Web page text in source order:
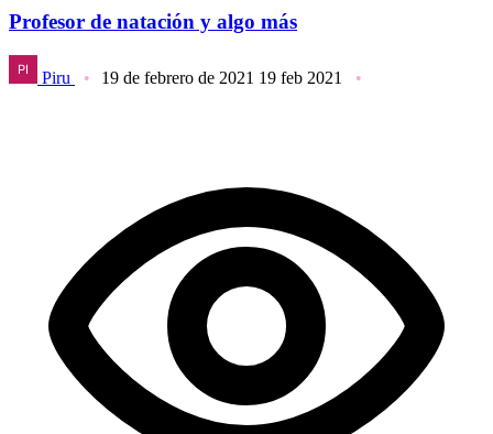
Profesor de natación y algo más
Piru 19 de febrero de 2021 19 feb 2021